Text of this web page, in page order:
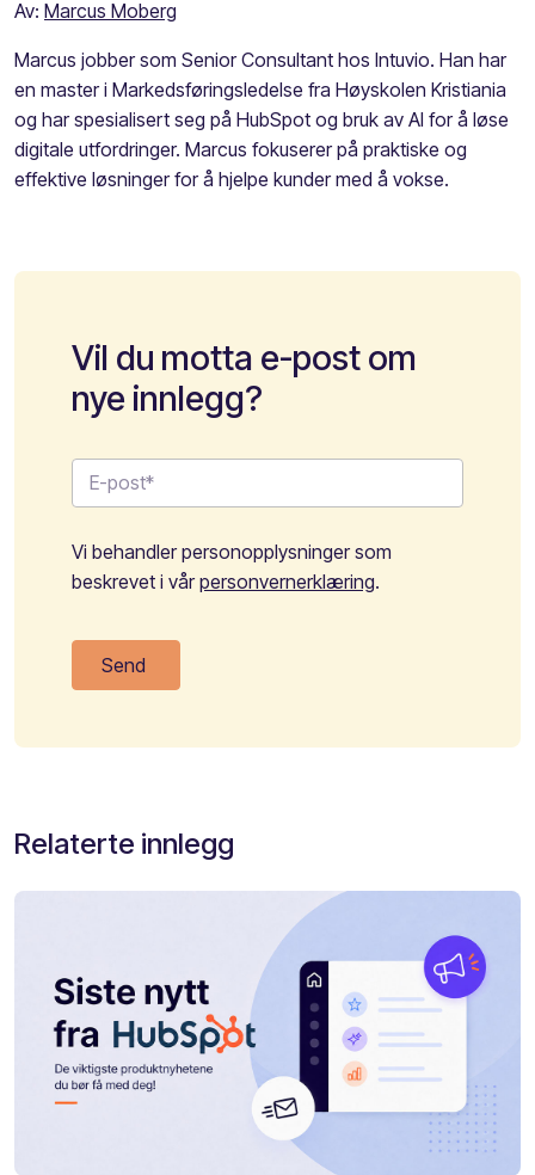
Av: Marcus Moberg
Marcus jobber som Senior Consultant hos Intuvio. Han har
en master i Markedsføringsledelse fra Høyskolen Kristiania
og har spesialisert seg på HubSpot og bruk av AI for å løse
digitale utfordringer. Marcus fokuserer på praktiske og
effektive løsninger for å hjelpe kunder med å vokse.
Vil du motta e-post om
nye innlegg?
Vi behandler personopplysninger som
beskrevet i vårpersonvernerklæring.
Relaterte innlegg